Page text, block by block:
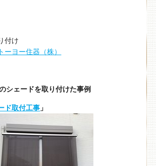
付け
ーヨー住器（株）
シェードを取り付けた事例
ド取付工事 」